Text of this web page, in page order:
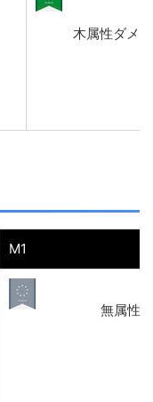
木属性ダメ
M1
無属性